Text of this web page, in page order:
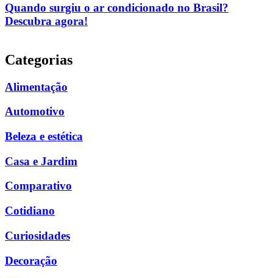
Quando surgiu o ar condicionado no Brasil?
Descubra agora!
Categorias
Alimentação
Automotivo
Beleza e estética
Casa e Jardim
Comparativo
Cotidiano
Curiosidades
Decoração